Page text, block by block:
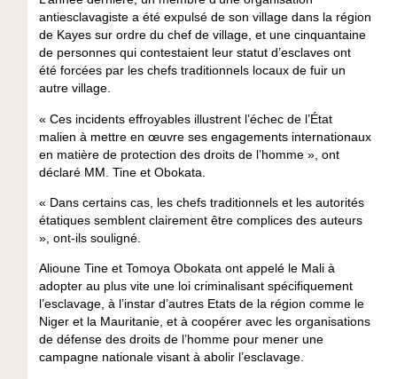
antiesclavagiste a été expulsé de son village dans la région
de Kayes sur ordre du chef de village, et une cinquantaine
de personnes qui contestaient leur statut d’esclaves ont
été forcées par les chefs traditionnels locaux de fuir un
autre village.
« Ces incidents effroyables illustrent l’échec de l’État
malien à mettre en œuvre ses engagements internationaux
en matière de protection des droits de l’homme », ont
déclaré MM. Tine et Obokata.
« Dans certains cas, les chefs traditionnels et les autorités
étatiques semblent clairement être complices des auteurs
», ont-ils souligné.
Alioune Tine et Tomoya Obokata ont appelé le Mali à
adopter au plus vite une loi criminalisant spécifiquement
l’esclavage, à l’instar d’autres Etats de la région comme le
Niger et la Mauritanie, et à coopérer avec les organisations
de défense des droits de l’homme pour mener une
campagne nationale visant à abolir l’esclavage.